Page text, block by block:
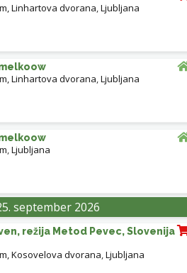
Linhartova dvorana,Ljubljana
Linhartova dvorana,Ljubljana
,Ljubljana
september 2026
režija Metod Pevec, Slovenija
Kosovelova dvorana,Ljubljana